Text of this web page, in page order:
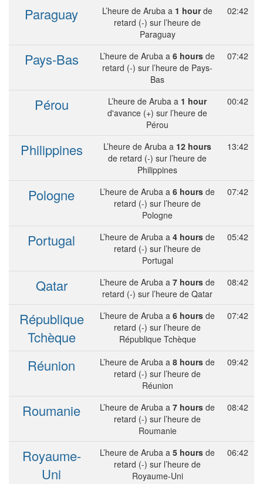
Paraguay L’heure de Aruba a 1 hourde
retard (-) sur l’heure de
Paraguay
02:42
Pays-Bas L’heure de Aruba a 6 hours de
retard (-) sur l’heure de Pays-
Bas
07:42
Pérou L’heure de Aruba a 1 hour
d'avance (+) sur l’heure de
Pérou
00:42
Philippines L’heure de Aruba a 12 hours
de retard (-) sur l’heure de
Philippines
13:42
Pologne L’heure de Aruba a 6 hours de
retard (-) sur l’heure de
Pologne
07:42
Portugal L’heure de Aruba a 4 hours de
retard (-) sur l’heure de
Portugal
05:42
Qatar L’heure de Aruba a 7 hours de
retard (-) sur l’heure de Qatar
08:42
République
Tchèque
L’heure de Aruba a 6 hours de
retard (-) sur l’heure de
République Tchèque
07:42
Réunion L’heure de Aruba a 8 hours de
retard (-) sur l’heure de
Réunion
09:42
Roumanie L’heure de Aruba a 7 hours de
retard (-) sur l’heure de
Roumanie
08:42
Royaume-
Uni
L’heure de Aruba a 5 hours de
retard (-) sur l’heure de
Royaume-Uni
06:42